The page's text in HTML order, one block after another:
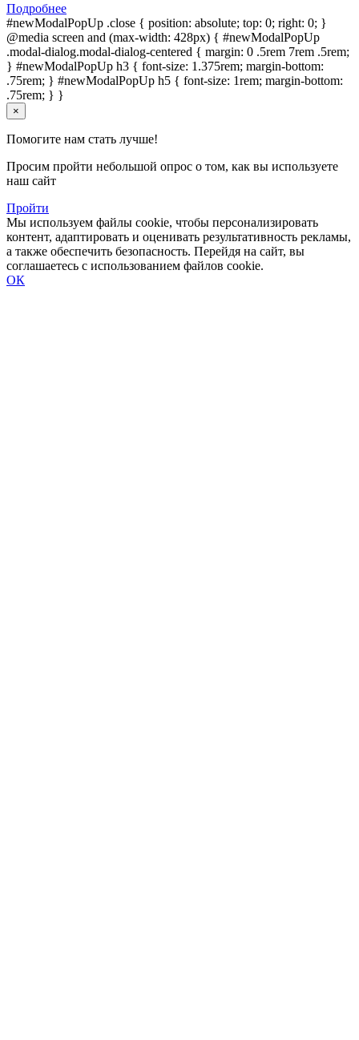
Подробнее
#newModalPopUp .close { position: absolute; top: 0; right: 0; }
@media screen and (max-width: 428px) { #newModalPopUp
.modal-dialog.modal-dialog-centered { margin: 0 .5rem 7rem .5rem;
} #newModalPopUp h3 { font-size: 1.375rem; margin-bottom:
.75rem; } #newModalPopUp h5 { font-size: 1rem; margin-bottom:
.75rem; } }
×
Помогите нам стать лучше!
Просим пройти небольшой опрос о том, как вы используете
наш сайт
Пройти
Мы используем файлы cookie, чтобы персонализировать
контент, адаптировать и оценивать результативность рекламы,
а также обеспечить безопасность. Перейдя на сайт, вы
соглашаетесь с использованием файлов cookie.
ОК